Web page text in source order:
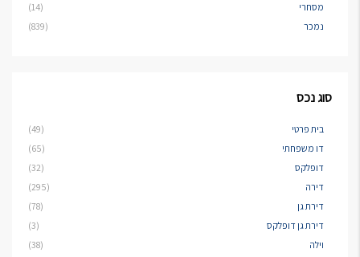
מסחרי
(14)
נמכר
(839)
סוג נכס
בית פרטי
(49)
דו משפחתי
(65)
דופלקס
(32)
דירה
(295)
דירת גן
(78)
דירת גן דופלקס
(3)
וילה
(38)